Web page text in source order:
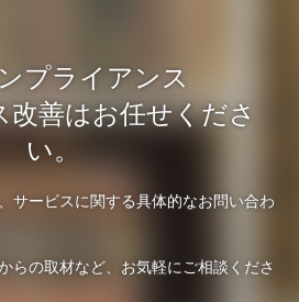
プライアンス
改善はお任せくださ
い。
サービスに関する具体的なお問い合わ
らの取材など、お気軽にご相談くださ